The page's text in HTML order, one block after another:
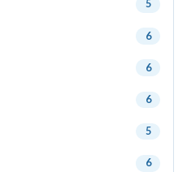
5
6
6
6
5
6